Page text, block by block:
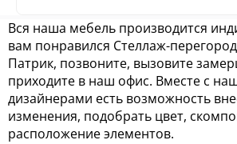
Вся наша мебель производится
вам понравился Стеллаж-
Патрик, позвоните, вызовите
приходите в наш офис. Вместе с
дизайнерами есть возможность
изменения, подобрать цвет,
расположение элементов.